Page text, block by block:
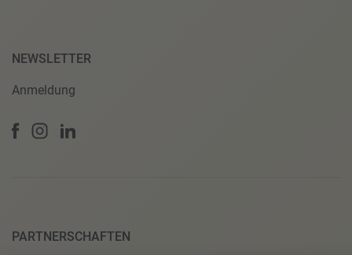
NEWSLETTER
Anmeldung
PARTNERSCHAFTEN